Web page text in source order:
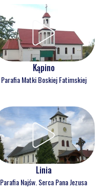
Kąpino
Parafia Matki Boskiej Fatimskiej
Linia
Parafia Najśw. Serca Pana Jezusa